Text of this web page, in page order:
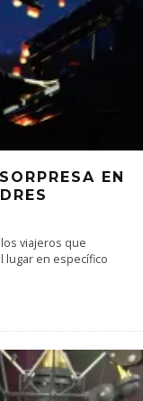
EN
viajeros que
lugar en específico